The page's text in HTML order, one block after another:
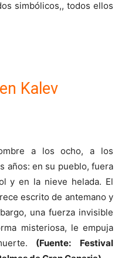
simbólicos,, todos ellos
Kalev
a los ocho, a los
años: en su pueblo, fuera
y en la nieve helada. El
escrito de antemano y
una fuerza invisible
misteriosa, le empuja
(Fuente: Festival